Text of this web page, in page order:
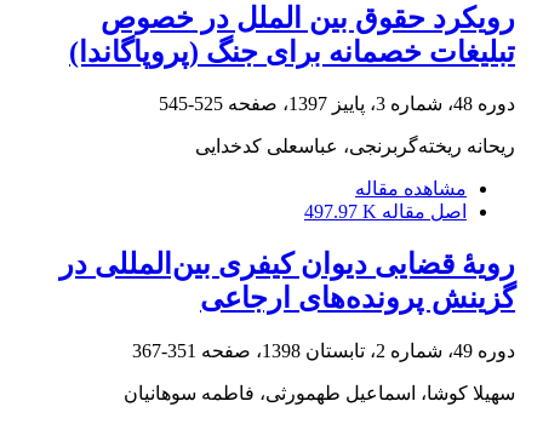
رویکرد حقوق بین الملل در خصوص
تبلیغات خصمانه برای جنگ (پروپاگاندا)
دوره 48، شماره 3، پاییز 1397، صفحه 525-545
ریحانه ریخته‌گربرنجی، عباسعلی کدخدایی
مشاهده مقاله
اصل مقاله 497.97 K
رویۀ قضایی دیوان کیفری بین‌المللی در
گزینش پرونده‌های ارجاعی
دوره 49، شماره 2، تابستان 1398، صفحه 351-367
سهیلا کوشا، اسماعیل طهمورثی، فاطمه سوهانیان